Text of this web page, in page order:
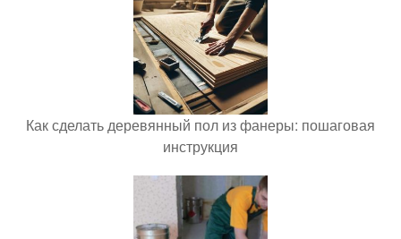
Как сделать деревянный пол из фанеры: пошаговая
инструкция